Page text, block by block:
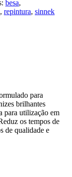
besa,
, repintura, sinnek
para
brilhantes
para utilização em
os tempos de
de qualidade e